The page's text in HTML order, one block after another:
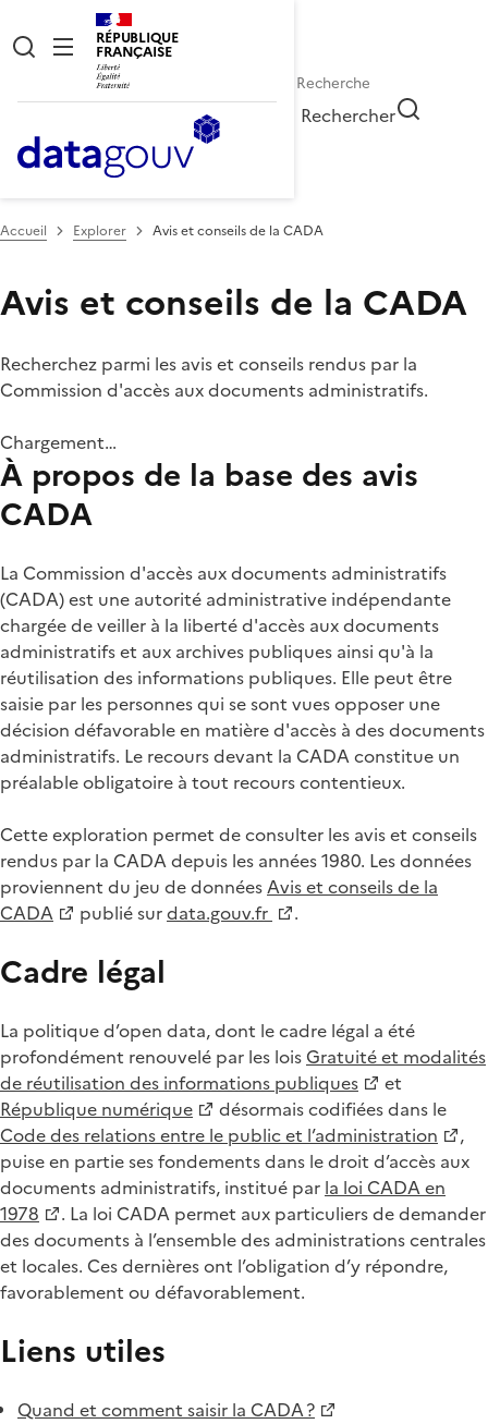
RÉPUBLIQUE
FRANÇAISE
Rechercher
Accueil Explorer Avis et conseils de la CADA
Avis et conseils de la CADA
Recherchez parmi les avis et conseils rendus par la
Commission d'accès aux documents administratifs.
Chargement…
À propos de la base des avis
CADA
La Commission d'accès aux documents administratifs
(CADA) est une autorité administrative indépendante
chargée de veiller à la liberté d'accès aux documents
administratifs et aux archives publiques ainsi qu'à la
réutilisation des informations publiques. Elle peut être
saisie par les personnes qui se sont vues opposer une
décision défavorable en matière d'accès à des documents
administratifs. Le recours devant la CADA constitue un
préalable obligatoire à tout recours contentieux.
Cette exploration permet de consulter les avis et conseils
rendus par la CADA depuis les années 1980. Les données
proviennent du jeu de donnéesAvis et conseils de la
CADA
publié surdata.gouv.fr .
Cadre légal
La politique d’open data, dont le cadre légal a été
profondément renouvelé par les loisGratuité et modalités
de réutilisation des informations publiques
et
République numérique
désormais codifiées dans le
Code des relations entre le public et l’administration
,
puise en partie ses fondements dans le droit d’accès aux
documents administratifs, institué par la loi CADA en
1978
. La loi CADA permet aux particuliers de demander
des documents à l’ensemble des administrations centrales
et locales. Ces dernières ont l’obligation d’y répondre,
favorablement ou défavorablement.
Liens utiles
Quand et comment saisir la CADA ?